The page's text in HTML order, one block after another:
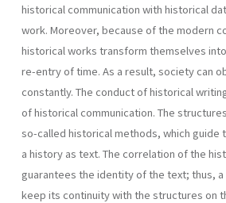
historical communication with historical
work. Moreover, because of the modern
historical works transform themselves
re-entry of time. As a result, society can
constantly. The conduct of historical
of historical communication. The
so-called historical methods, which guide
a history as text. The correlation of the
guarantees the identity of the text; thus,
keep its continuity with the structures on